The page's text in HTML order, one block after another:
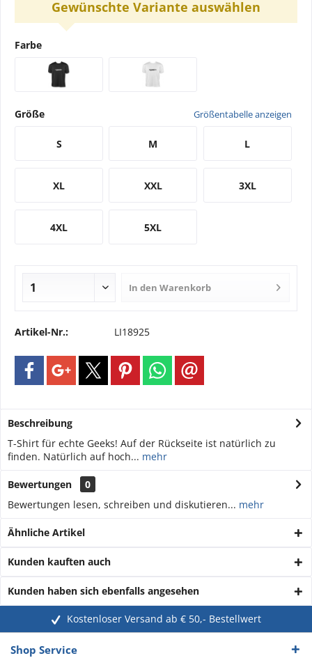
Gewünschte Variante auswählen
Farbe
Größe Größentabelle anzeigen
S M L
XL XXL 3XL
4XL 5XL
In den Warenkorb
Artikel-Nr.: LI18925
Beschreibung
T-Shirt für echte Geeks! Auf der Rückseite ist natürlich zu
finden. Natürlich auf hoch... mehr
Bewertungen
0
Bewertungen lesen, schreiben und diskutieren... mehr
Ähnliche Artikel
Kunden kauften auch
Kunden haben sich ebenfalls angesehen
Kostenloser Versand ab € 50,- Bestellwert
Shop Service